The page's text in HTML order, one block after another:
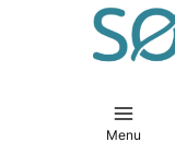
Menu